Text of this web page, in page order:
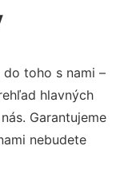
toho s nami –
hlavných
Garantujeme
nebudete